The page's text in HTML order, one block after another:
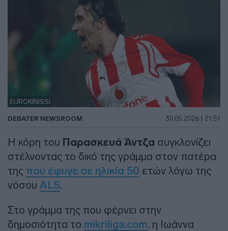
EUROKINISSI
DEBATER NEWSROOM 30.05.2026 | 21:51
Η κόρη του Παρασκευά Άντζα συγκλονίζει
στέλνοντας το δικό της γράμμα στον πατέρα
της που έφυγε σε ηλικία 50 ετών λόγω της
νόσου ALS.
Στο γράμμα της που φέρνει στην
δημοσιότητα το mikriliga.com, η Ιωάννα